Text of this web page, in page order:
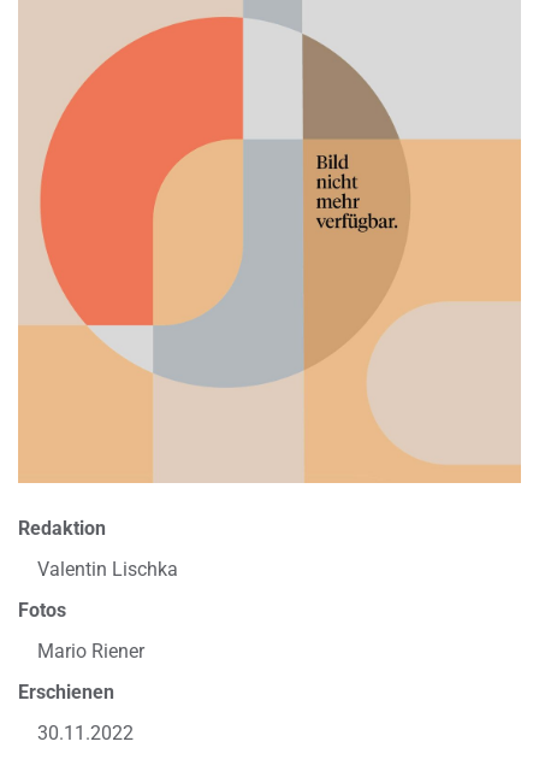
Redaktion
Valentin Lischka
Fotos
Mario Riener
Erschienen
30.11.2022